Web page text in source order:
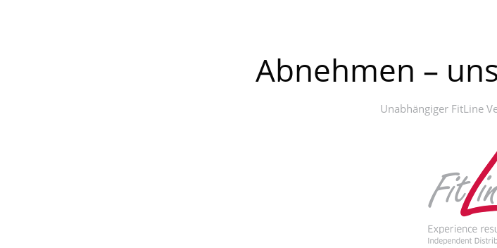
Abnehmen –
Unabhängiger FitLine